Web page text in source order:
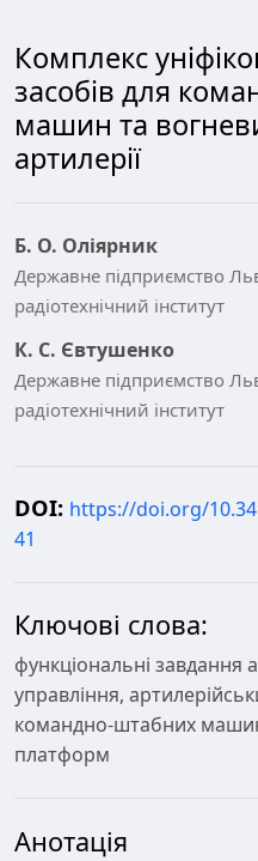
Комплекс
засобів для
машин та
артилерії
Б. О. Оліярник
Державне підприємство
радіотехнічний інститут
К. С. Євтушенко
Державне підприємство
радіотехнічний інститут
DOI: https://doi.org/
41
Ключові слова:
функціональні завдання
управління,
командно-штабних
платформ
Анотація